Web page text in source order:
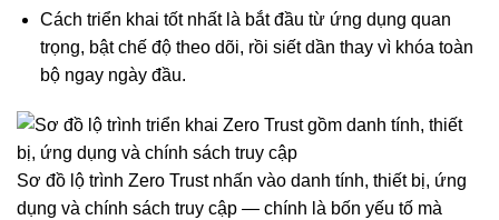
Cách triển khai tốt nhất là bắt đầu từ ứng dụng quan
trọng, bật chế độ theo dõi, rồi siết dần thay vì khóa toàn
bộ ngay ngày đầu.
Sơ đồ lộ trình Zero Trust nhấn vào danh tính, thiết bị, ứng
dụng và chính sách truy cập — chính là bốn yếu tố mà